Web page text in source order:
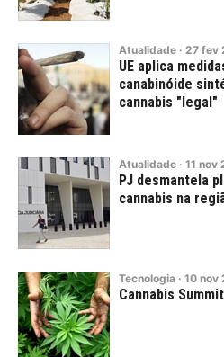
Atualidade · 27 fev
UE aplica
canabinóide
cannabis "legal"
Atualidade · 11 nov
PJ desmantela
cannabis na
Tecnologia · 10 nov
Cannabis Summit